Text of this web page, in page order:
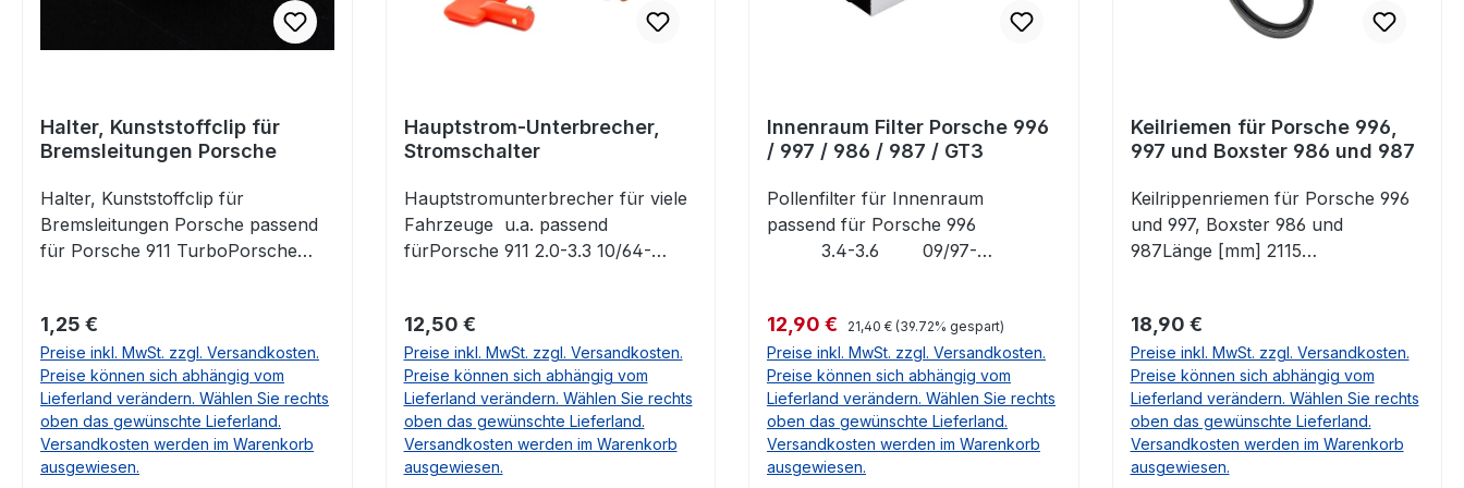
718 Boxster SpyderOE.-
Nr. 92880314300, 928 803 143 00
Halter, Kunststoffclip für
Bremsleitungen Porsche
Halter, Kunststoffclip für
Bremsleitungen Porsche passend
für Porsche 911 TurboPorsche
928Porsche Boxster 986Porsche
Boxster 987Porsche Cayman OE
Nr. 99959193040, 999 591 930 40
Falls Sie Fragen dazu haben,
beantworten wir Ihnen diese sehr
gerne.
Regulärer Preis:
1,25 €
Preise inkl. MwSt. zzgl. Versandkosten.
Preise können sich abhängig vom
Lieferland verändern. Wählen Sie rechts
oben das gewünschte Lieferland.
Versandkosten werden im Warenkorb
ausgewiesen.
Hauptstrom-Unterbrecher,
Stromschalter
Hauptstromunterbrecher für viele
Fahrzeuge u.a. passend
fürPorsche 911 2.0-3.3 10/64-
1.6-2.0 08/67-07/79VW
Transporter T3 1.6-2.1 (incl. D)
05/79-07/92VW Type 3 1.5-1.6
04/61-07/73Porsche 356 /A/B/C
1.1-1.6 01/50-12/65Porsche 912 1.6
01/65-02/70Porsche 964 3.3-3.6
Regulärer Preis:
12,50 €
Preise inkl. MwSt. zzgl. Versandkosten.
Preise können sich abhängig vom
Lieferland verändern. Wählen Sie rechts
oben das gewünschte Lieferland.
Versandkosten werden im Warenkorb
ausgewiesen.
Innenraum Filter Porsche 996
/ 997 / 986 / 987 / GT3
Pollenfilter für Innenraum
passend für Porsche 996
3.4-3.6 09/97-
997 3.6-3.8
07/04-Porsche 997 Turbo
3.6-3.8 03/06-Porsche
Boxster (986) 2.5-3.2
09/96-12/04Porsche Boxster
(987) 2.7-3.4 11/04-
Verkaufspreis:
12,90 € Regulärer Preis:
21,40 € (39.72% gespart)
Preise inkl. MwSt. zzgl. Versandkosten.
Preise können sich abhängig vom
Lieferland verändern. Wählen Sie rechts
oben das gewünschte Lieferland.
Versandkosten werden im Warenkorb
ausgewiesen.
Keilriemen für Porsche 996,
997 und Boxster 986 und 987
Keilrippenriemen für Porsche 996
und 997, Boxster 986 und
987Länge [mm] 2115
- 12.20042.5, 09.96 - 08.99, 2480
ccm, 204 PS2.7, 06.99 - 12.02,
2687 ccm, 211 PS2.7, 08.99 -
07.02, 2687 ccm, 220 PS2.7, 07.02
- 12.04, 2687 ccm, 228 PSS 3.2,
08.99 - 07.02, 3179 ccm, 252 PSS
Regulärer Preis:
18,90 €
Preise inkl. MwSt. zzgl. Versandkosten.
Preise können sich abhängig vom
Lieferland verändern. Wählen Sie rechts
oben das gewünschte Lieferland.
Versandkosten werden im Warenkorb
ausgewiesen.